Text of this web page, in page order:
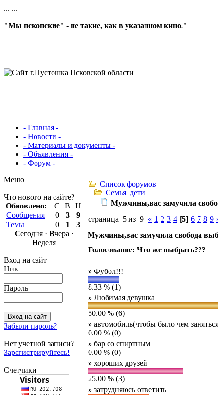
... ...
"Мы пскопские" - не такие, как в указанном кино."
- Главная -
- Новости -
- Материалы и документы -
- Объявления -
- Форум -
Меню
Что нового на сайте?
Обновлено:
С В
Н
Сообщения
0 3
9
Темы
0 1
3
Сегодня · Вчера ·
Неделя
Вход на сайт
Ник
Пароль
Забыли пароль?
Нет учетной записи?
Зарегистрируйтесь!
Счетчики
Список форумов
Семья, дети
Мужчины,вас замучила
страница 5 из 9 « 1 2 3 4 [5] 6 7 8 9
Мужчины,вас замучила свобода
Голосование: Что же выбрать???
» Фубол!!!
8.33 % (1)
» Любимая девушка
50.00 % (6)
» автомобиль(чтобы было чем
0.00 % (0)
» бар со спиртным
0.00 % (0)
» хороших друзей
25.00 % (3)
» затрудняюсь ответить